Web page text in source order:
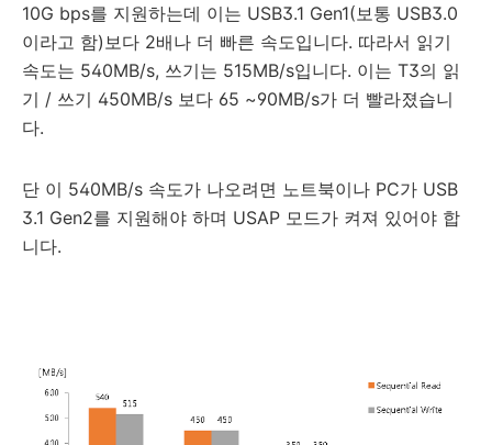
10G bps를 지원하는데 이는 USB3.1 Gen1(보통 USB3.0
이라고 함)보다 2배나 더 빠른 속도입니다. 따라서 읽기
속도는 540MB/s, 쓰기는 515MB/s입니다. 이는 T3의 읽
기 / 쓰기 450MB/s 보다 65 ~90MB/s가 더 빨라졌습니
다.
단 이 540MB/s 속도가 나오려면 노트북이나 PC가 USB
3.1 Gen2를 지원해야 하며 USAP 모드가 켜져 있어야 합
니다.